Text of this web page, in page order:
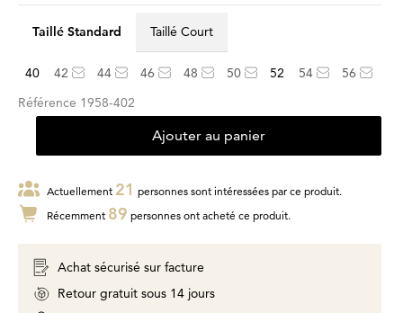
Taillé Standard Taillé Court
40 42 44 46 48 50 52 54
56
Référence 1958-402
Ajouter au panier
Actuellement 21 personnes sont intéressées par ce produit.
Récemment 89 personnes ont acheté ce produit.
Achat sécurisé sur facture
Retour gratuit sous 14 jours